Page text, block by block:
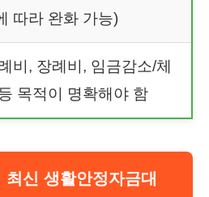
따라 완화 가능)
비, 장례비, 임금감소/체
목적이 명확해야 함
최신 생활안정자금대